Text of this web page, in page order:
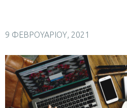
9 ΦΕΒΡΟΥΑΡΊΟΥ, 2021